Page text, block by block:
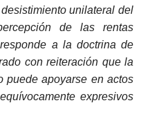
unilateral del
de las rentas
a la doctrina de
con reiteración que la
puede apoyarse en actos
expresivos